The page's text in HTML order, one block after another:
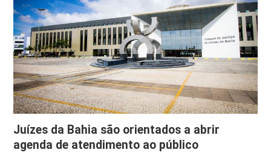
Juízes da Bahia são orientados a abrir
agenda de atendimento ao público